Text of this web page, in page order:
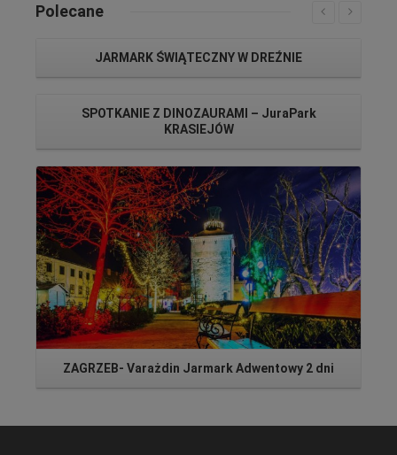
Polecane
JARMARK ŚWIĄTECZNY W DREŹNIE
SPOTKANIE Z DINOZAURAMI – JuraPark
KRASIEJÓW
ZAGRZEB- Varażdin Jarmark Adwentowy 2 dni